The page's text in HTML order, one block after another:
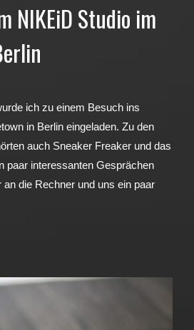
NIKEiD Studio im
ich zu einem Besuch ins
in Berlin eingeladen. Zu den
auch Sneaker Freaker und das
paar interessanten Gesprächen
die Rechner und uns ein paar